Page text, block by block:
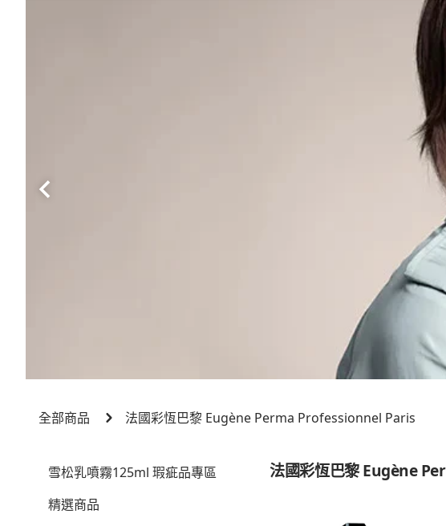
全部商品 法國彩恆巴黎 Eugène Perma Professionnel Paris
雪松乳噴霧125ml 瑕疵品專區
精選商品
法國彩恆巴黎 Eugène